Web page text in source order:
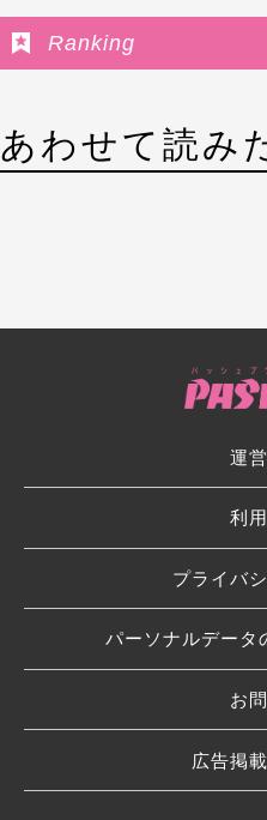
Ranking
あわせて読み
運
利
プライバ
パーソナルデータ
お
広告掲